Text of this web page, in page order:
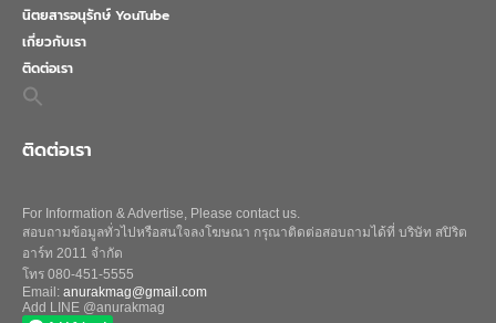
นิตยสารอนุรักษ์ YouTube
เกี่ยวกับเรา
ติดต่อเรา
Search
for:
ติดต่อเรา
For Information & Advertise, Please contact us.
สอบถามข้อมูลทั่วไปหรือสนใจลงโฆษณา กรุณาติดต่อสอบถามได้ที่ บริษัท สปิริต
อาร์ท 2011 จำกัด
โทร 080-451-5555
Email: anurakmag@gmail.com
Add LINE @anurakmag